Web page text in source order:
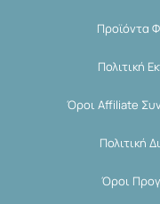
Προϊόντα
Πολιτική
Όροι Affiliate
Πολιτική
Όροι